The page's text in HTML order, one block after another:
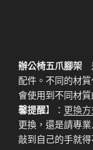
辦公椅五爪腳架
配件。不同的材
會使用到不同材
馨提醒】： 更換
更換，還是請專
敲到自己的手就得